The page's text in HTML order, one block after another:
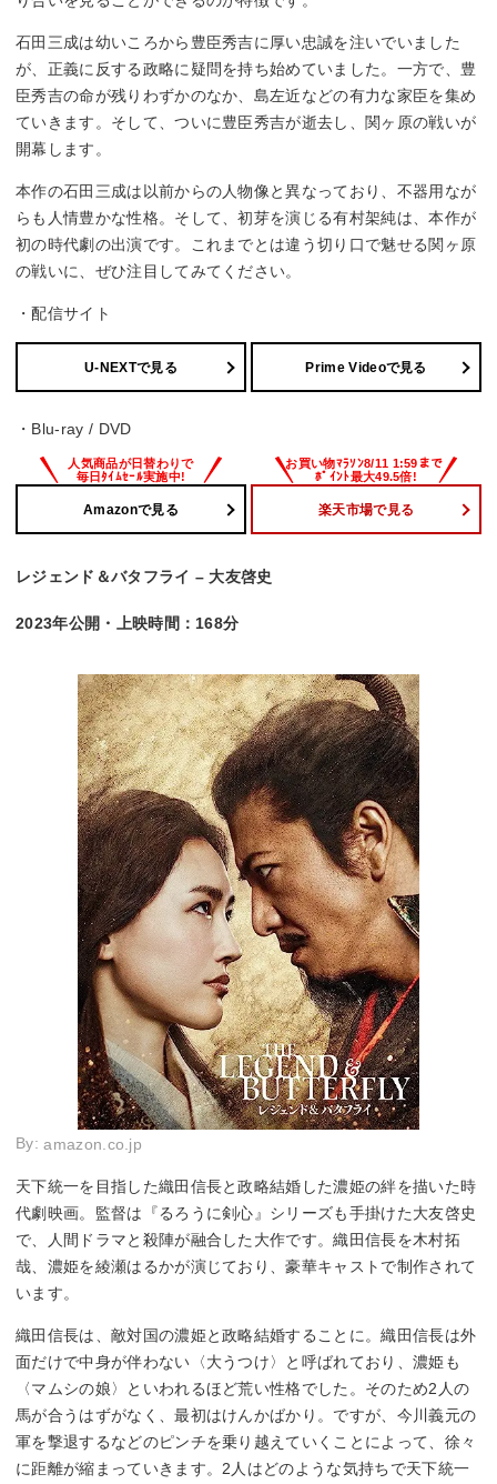
石田三成は幼いころから豊臣秀吉に厚い忠誠を注いでいました
が、正義に反する政略に疑問を持ち始めていました。一方で、豊
臣秀吉の命が残りわずかのなか、島左近などの有力な家臣を集め
ていきます。そして、ついに豊臣秀吉が逝去し、関ヶ原の戦いが
開幕します。
本作の石田三成は以前からの人物像と異なっており、不器用なが
らも人情豊かな性格。そして、初芽を演じる有村架純は、本作が
初の時代劇の出演です。これまでとは違う切り口で魅せる関ヶ原
の戦いに、ぜひ注目してみてください。
・配信サイト
U-NEXTで見る Prime Videoで見る
・Blu-ray / DVD
Amazonで見る 楽天市場で見る
レジェンド＆バタフライ – 大友啓史
2023年公開・上映時間：168分
By:amazon.co.jp
天下統一を目指した織田信長と政略結婚した濃姫の絆を描いた時
代劇映画。監督は『るろうに剣心』シリーズも手掛けた大友啓史
で、人間ドラマと殺陣が融合した大作です。織田信長を木村拓
哉、濃姫を綾瀬はるかが演じており、豪華キャストで制作されて
います。
織田信長は、敵対国の濃姫と政略結婚することに。織田信長は外
面だけで中身が伴わない〈大うつけ〉と呼ばれており、濃姫も
〈マムシの娘〉といわれるほど荒い性格でした。そのため2人の
馬が合うはずがなく、最初はけんかばかり。ですが、今川義元の
軍を撃退するなどのピンチを乗り越えていくことによって、徐々
に距離が縮まっていきます。2人はどのような気持ちで天下統一